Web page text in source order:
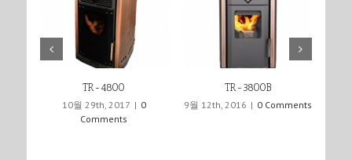
TR-4800
10월 29th, 2017 | 0
Comments
TR-3800B
9월 12th, 2016 | 0 Comments